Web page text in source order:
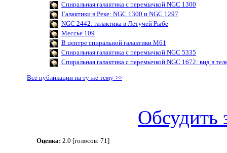
Спиральная галактика с перемычкой NGC 1300
Галактики в Реке: NGC 1300 и NGC 1297
NGC 2442: галактика в Летучей Рыбе
Мессье 109
В центре спиральной галактики M61
Спиральная галактика с перемычкой NGC 5335
Спиральная галактика с перемычкой NGC 1672: вид в
Все публикации на ту же тему >>
Обсудить
Оценка: 2.0 [голосов: 71]